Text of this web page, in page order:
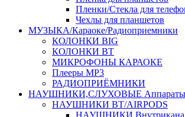
Пленки/Стекла для
Чехлы для планшетов
МУЗЫКА/Караоке/Радиоприемники
КОЛОНКИ BIG
КОЛОНКИ BT
МИКРОФОНЫ КАРАОКЕ
Плееры MP3
РАДИОПРИЁМНИКИ
НАУШНИКИ,СЛУХОВЫЕ Аппараты
НАУШНИКИ BT/AIRPODS
НАУШНИКИ